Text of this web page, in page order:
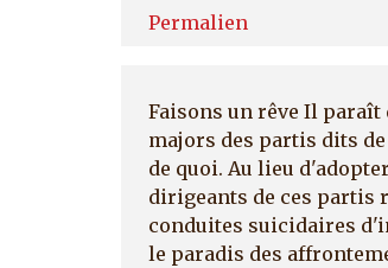
Permalien
Faisons un rêve Il paraît
majors des partis dits de
de quoi. Au lieu
dirigeants de ces partis
conduites suicidaires
le paradis des